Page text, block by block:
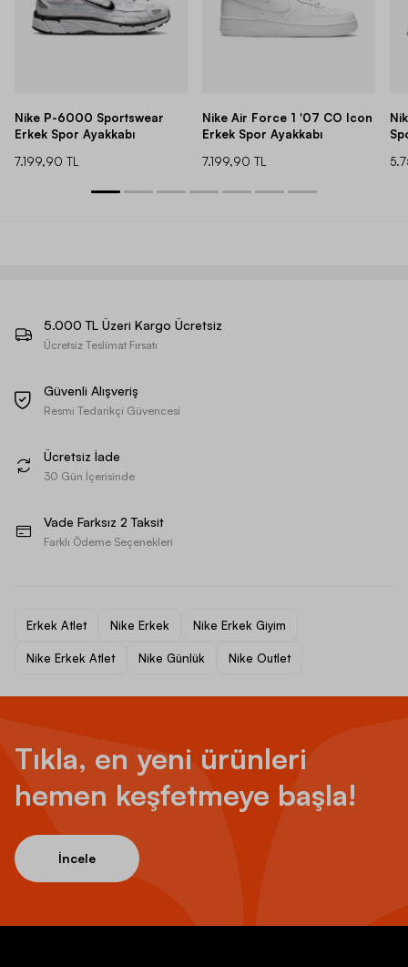
Nike P-6000 Sportswear
Erkek Spor Ayakkabı
7.199,90 TL
Nike Air Force 1 '07 CO Icon
Erkek Spor Ayakkabı
7.199,90 TL
5.000 TL Üzeri Kargo Ücretsiz
Ücretsiz Teslimat Fırsatı
Güvenli Alışveriş
Resmi Tedarikçi Güvencesi
Ücretsiz İade
30 Gün İçerisinde
Vade Farksız 2 Taksit
Farklı Ödeme Seçenekleri
Erkek Atlet Nike Erkek Nike Erkek Giyim
Nike Erkek Atlet Nike Günlük Nike Outlet
Tıkla, en yeni ürünleri
hemen keşfetmeye başla!
İncele